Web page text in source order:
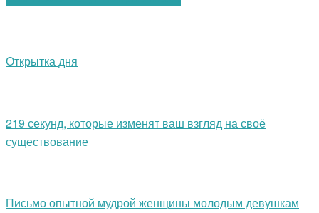
Открытка дня
219 секунд, которые изменят ваш взгляд на своё
существование
Письмо опытной мудрой женщины молодым девушкам